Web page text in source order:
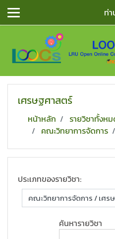
ข้ามไปยังเนื้อหาหลัก
ท่า
เศรษฐศาสตร์
หน้าหลัก
รายวิชาทั้งห
คณะวิทยาการจัดการ
ประเภทของรายวิชา:
ค้นหารายวิชา